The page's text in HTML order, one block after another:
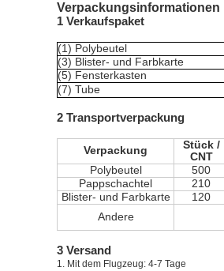
Verpackungsinformationen
1 Verkaufspaket
(1) Polybeutel
(3) Blister- und Farbkarte
(5) Fensterkasten
(7) Tube
2 Transportverpackung
Verpackung
Stück /
CNT
Polybeutel
500
Pappschachtel
210
Blister- und Farbkarte
120
Andere
3 Versand
1. Mit dem Flugzeug: 4-7 Tage